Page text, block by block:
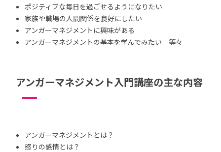
ポジティブな毎日を過ごせるようになりたい
家族や職場の人間関係を良好にしたい
アンガーマネジメントに興味がある
アンガーマネジメントの基本を学んでみたい 等々
アンガーマネジメント入門講座の主な内容
アンガーマネジメントとは？
怒りの感情とは？